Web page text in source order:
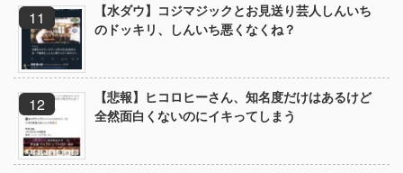
【水ダウ】コジマジックとお見送り芸人しんいち
のドッキリ、しんいち悪くなくね？
【悲報】ヒコロヒーさん、知名度だけはあるけど
全然面白くないのにイキってしまう